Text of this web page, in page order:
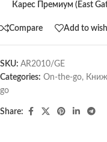
Карес Премиум (East
Compare Add to
SKU: AR2010/GE
Categories: On-the-go,
go
Share: